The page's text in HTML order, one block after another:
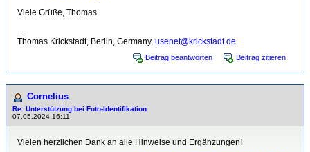
Viele Grüße, Thomas
--
Thomas Krickstadt, Berlin, Germany, usenet@krickstadt.de
Beitrag beantworten Beitrag zitieren
Cornelius
Re: Unterstützung bei Foto-Identifikation
07.05.2024 16:11
Vielen herzlichen Dank an alle Hinweise und Ergänzungen!